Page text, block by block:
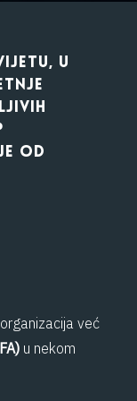
U
OD
već
u nekom